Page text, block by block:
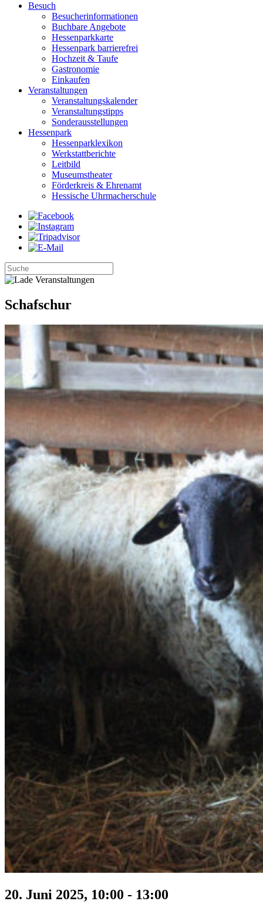
Besuch
Besucherinformationen
Buchbare Angebote
Hessenparkkarte
Hessenpark barrierefrei
Hochzeit & Taufe
Gastronomie
Einkaufen
Veranstaltungen
Veranstaltungskalender
Veranstaltungstipps
Sonderausstellungen
Hessenpark
Hessenparklexikon
Werkstattberichte
Leitbild
Museumstheater
Förderkreis & Ehrenamt
Hessische Uhrmacherschule
Schafschur
20. Juni 2025, 10:00 - 13:00